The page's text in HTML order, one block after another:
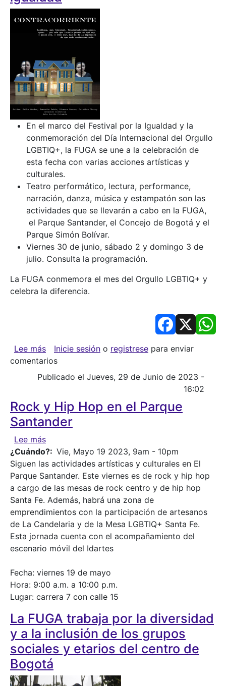
En el marco del Festival por la Igualdad y la
conmemoración del Día Internacional del Orgullo
LGBTIQ+, la FUGA se une a la celebración de
esta fecha con varias acciones artísticas y
culturales.
Teatro performático, lectura, performance,
narración, danza, música y estampatón son las
actividades que se llevarán a cabo en la FUGA,
el Parque Santander, el Concejo de Bogotá y el
Parque Simón Bolívar.
Viernes 30 de junio, sábado 2 y domingo 3 de
julio. Consulta la programación.
La FUGA conmemora el mes del Orgullo LGBTIQ+ y
celebra la diferencia.
Facebook
X
Lee mássobre Fúgate con la diversidad y la igualdad
Inicie sesión o registrese para enviar
comentarios
Publicado el Jueves, 29 de Junio de 2023 -
16:02
Rock y Hip Hop en el Parque
Santander
Lee mássobre Rock y Hip Hop en el Parque Santander
¿Cuándo?
Vie, Mayo 19 2023, 9am - 10pm
Siguen las actividades artísticas y culturales en El
Parque Santander. Este viernes es de rock y hip hop
a cargo de las mesas de rock centro y de hip hop
Santa Fe. Además, habrá una zona de
emprendimientos con la participación de artesanos
de La Candelaria y de la Mesa LGBTIQ+ Santa Fe.
Esta jornada cuenta con el acompañamiento del
escenario móvil del Idartes
Fecha: viernes 19 de mayo
Hora: 9:00 a.m. a 10:00 p.m.
Lugar: carrera 7 con calle 15
La FUGA trabaja por la diversidad
y a la inclusión de los grupos
sociales y etarios del centro de
Bogotá